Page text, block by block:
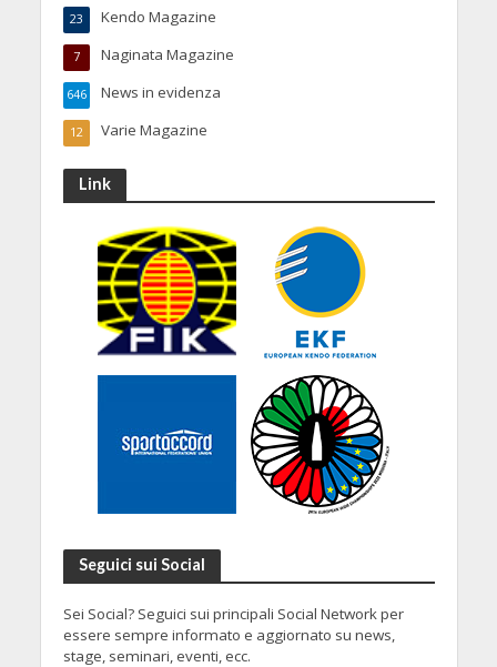
Kendo Magazine
23
Naginata Magazine
7
News in evidenza
646
Varie Magazine
12
Link
Seguici sui Social
Sei Social? Seguici sui principali Social Network per
essere sempre informato e aggiornato su news,
stage, seminari, eventi, ecc.